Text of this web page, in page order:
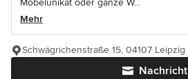
Möbelunikat oder ganze W...
Mehr
Nachricht
Schwägrichenstraße 15, 04107 Leipzig